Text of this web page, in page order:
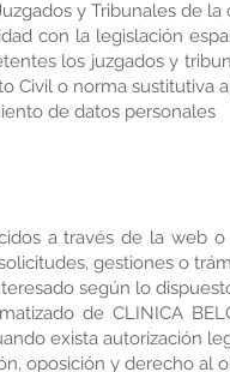
y Tribunales de la
con la legislación
los juzgados y
Civil o norma sustitutiva
de datos personales
a través de la web
gestiones o
según lo
de CLINICA
exista autorización
oposición y derecho al